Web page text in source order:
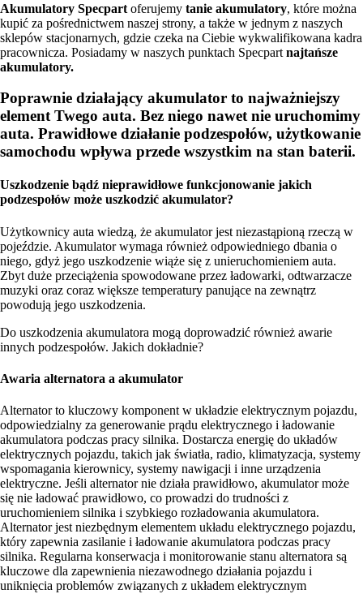
Akumulatory Specpart oferujemy tanie akumulatory, które można
kupić za pośrednictwem naszej strony, a także w jednym z naszych
sklepów stacjonarnych, gdzie czeka na Ciebie wykwalifikowana kadra
pracownicza. Posiadamy w naszych punktach Specpart najtańsze
akumulatory.
Poprawnie działający akumulator to najważniejszy
element Twego auta. Bez niego nawet nie uruchomimy
auta. Prawidłowe działanie podzespołów, użytkowanie
samochodu wpływa przede wszystkim na stan baterii.
Uszkodzenie bądź nieprawidłowe funkcjonowanie jakich
podzespołów może uszkodzić akumulator?
Użytkownicy auta wiedzą, że akumulator jest niezastąpioną rzeczą w
pojeździe. Akumulator wymaga również odpowiedniego dbania o
niego, gdyż jego uszkodzenie wiąże się z unieruchomieniem auta.
Zbyt duże przeciążenia spowodowane przez ładowarki, odtwarzacze
muzyki oraz coraz większe temperatury panujące na zewnątrz
powodują jego uszkodzenia.
Do uszkodzenia akumulatora mogą doprowadzić również awarie
innych podzespołów. Jakich dokładnie?
Awaria alternatora a akumulator
Alternator to kluczowy komponent w układzie elektrycznym pojazdu,
odpowiedzialny za generowanie prądu elektrycznego i ładowanie
akumulatora podczas pracy silnika. Dostarcza energię do układów
elektrycznych pojazdu, takich jak światła, radio, klimatyzacja, systemy
wspomagania kierownicy, systemy nawigacji i inne urządzenia
elektryczne. Jeśli alternator nie działa prawidłowo, akumulator może
się nie ładować prawidłowo, co prowadzi do trudności z
uruchomieniem silnika i szybkiego rozładowania akumulatora.
Alternator jest niezbędnym elementem układu elektrycznego pojazdu,
który zapewnia zasilanie i ładowanie akumulatora podczas pracy
silnika. Regularna konserwacja i monitorowanie stanu alternatora są
kluczowe dla zapewnienia niezawodnego działania pojazdu i
uniknięcia problemów związanych z układem elektrycznym